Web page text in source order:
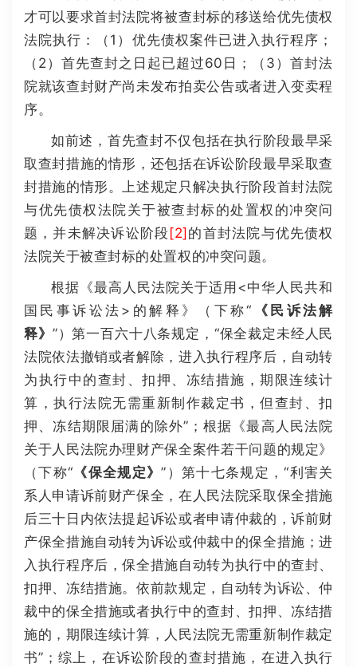
才可以要求首封法院将被查封标的移送给优先债权
法院执行：（1）优先债权案件已进入执行程序；
（2）首先查封之日起已超过60日；（3）首封法
院就该查封财产尚未发布拍卖公告或者进入变卖程
序。
如前述，首先查封不仅包括在执行阶段最早采
取查封措施的情形，还包括在诉讼阶段最早采取查
封措施的情形。上述规定只解决执行阶段首封法院
与优先债权法院关于被查封标的处置权的冲突问
题，并未解决诉讼阶段 [2] 的首封法院与优先债权
法院关于被查封标的处置权的冲突问题。
根据《最高人民法院关于适用<中华人民共和
国民事诉讼法>的解释》（下称“ 《民诉法解
释》 ”）第一百六十八条规定，“保全裁定未经人民
法院依法撤销或者解除，进入执行程序后，自动转
为执行中的查封、扣押、冻结措施，期限连续计
算，执行法院无需重新制作裁定书，但查封、扣
押、冻结期限届满的除外”；根据《最高人民法院
关于人民法院办理财产保全案件若干问题的规定》
（下称“ 《保全规定》”）第十七条规定，“利害关
系人申请诉前财产保全，在人民法院采取保全措施
后三十日内依法提起诉讼或者申请仲裁的，诉前财
产保全措施自动转为诉讼或仲裁中的保全措施；进
入执行程序后，保全措施自动转为执行中的查封、
扣押、冻结措施。依前款规定，自动转为诉讼、仲
裁中的保全措施或者执行中的查封、扣押、冻结措
施的，期限连续计算，人民法院无需重新制作裁定
书”；综上，在诉讼阶段的查封措施，在进入执行